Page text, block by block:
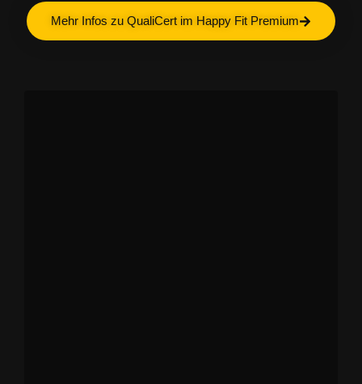
Mehr Infos zu QualiCert im Happy Fit Premium